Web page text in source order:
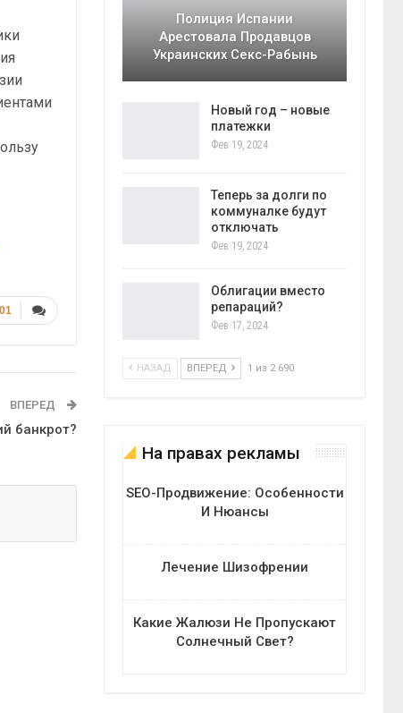
ВПЕРЕД
банкрот?
Полиция Испании
Арестовала Продавцов
Украинских Секс-Рабынь
Новый год – новые
платежки
Фев 19, 2024
Теперь за долги по
коммуналке будут
отключать
Фев 19, 2024
Облигации вместо
репараций?
Фев 17, 2024
НАЗАД ВПЕРЕД 1 из 2 690
На правах рекламы
SEO-Продвижение: Особенности
И Нюансы
Лечение Шизофрении
Какие Жалюзи Не Пропускают
Солнечный Свет?